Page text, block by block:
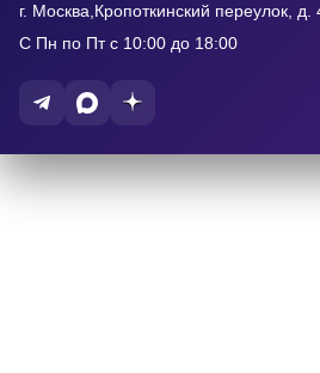
г. Москва,Кропоткинский переулок, д.
С Пн по Пт с 10:00 до 18:00